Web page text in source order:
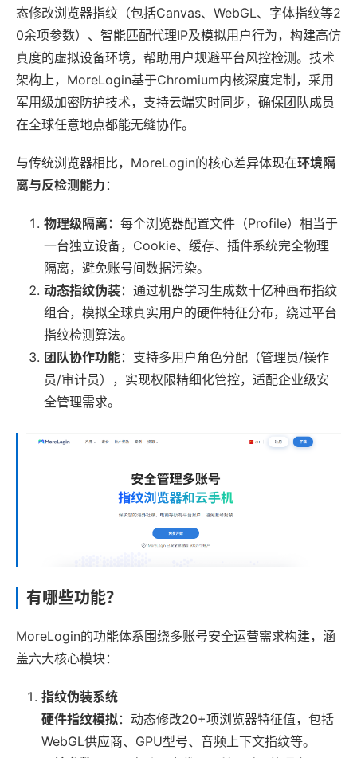
态修改浏览器指纹（包括Canvas、WebGL、字体指纹等2
0余项参数）、智能匹配代理IP及模拟用户行为，构建高仿
真度的虚拟设备环境，帮助用户规避平台风控检测。技术
架构上，MoreLogin基于Chromium内核深度定制，采用
军用级加密防护技术，支持云端实时同步，确保团队成员
在全球任意地点都能无缝协作。
与传统浏览器相比，MoreLogin的核心差异体现在环境隔
离与反检测能力 ：
物理级隔离：每个浏览器配置文件（Profile）相当于
一台独立设备，Cookie、缓存、插件系统完全物理
隔离，避免账号间数据污染。
动态指纹伪装：通过机器学习生成数十亿种画布指纹
组合，模拟全球真实用户的硬件特征分布，绕过平台
指纹检测算法。
团队协作功能：支持多用户角色分配（管理员/操作
员/审计员），实现权限精细化管控，适配企业级安
全管理需求。
有哪些功能？
MoreLogin的功能体系围绕多账号安全运营需求构建，涵
盖六大核心模块：
指纹伪装系统
硬件指纹模拟：动态修改20+项浏览器特征值，包括
WebGL供应商、GPU型号、音频上下文指纹等。